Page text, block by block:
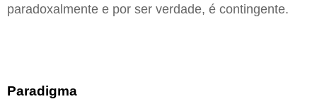
paradoxalmente e por ser verdade, é contingente.
Paradigma